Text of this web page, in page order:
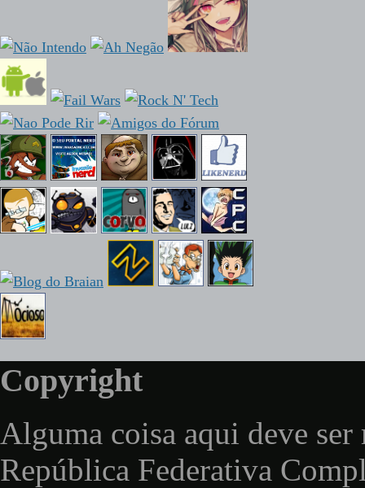
Copyright
Alguma coisa aqui deve ser
República Federativa